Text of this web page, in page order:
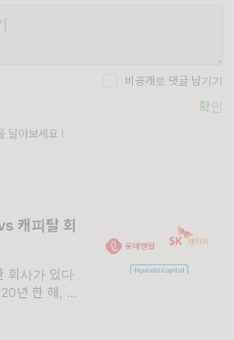
비공개로 댓글 남기기
확인
달아보세요 !
캐피탈 회
회사가 있다
년 한 해, 가
터카? No! 그